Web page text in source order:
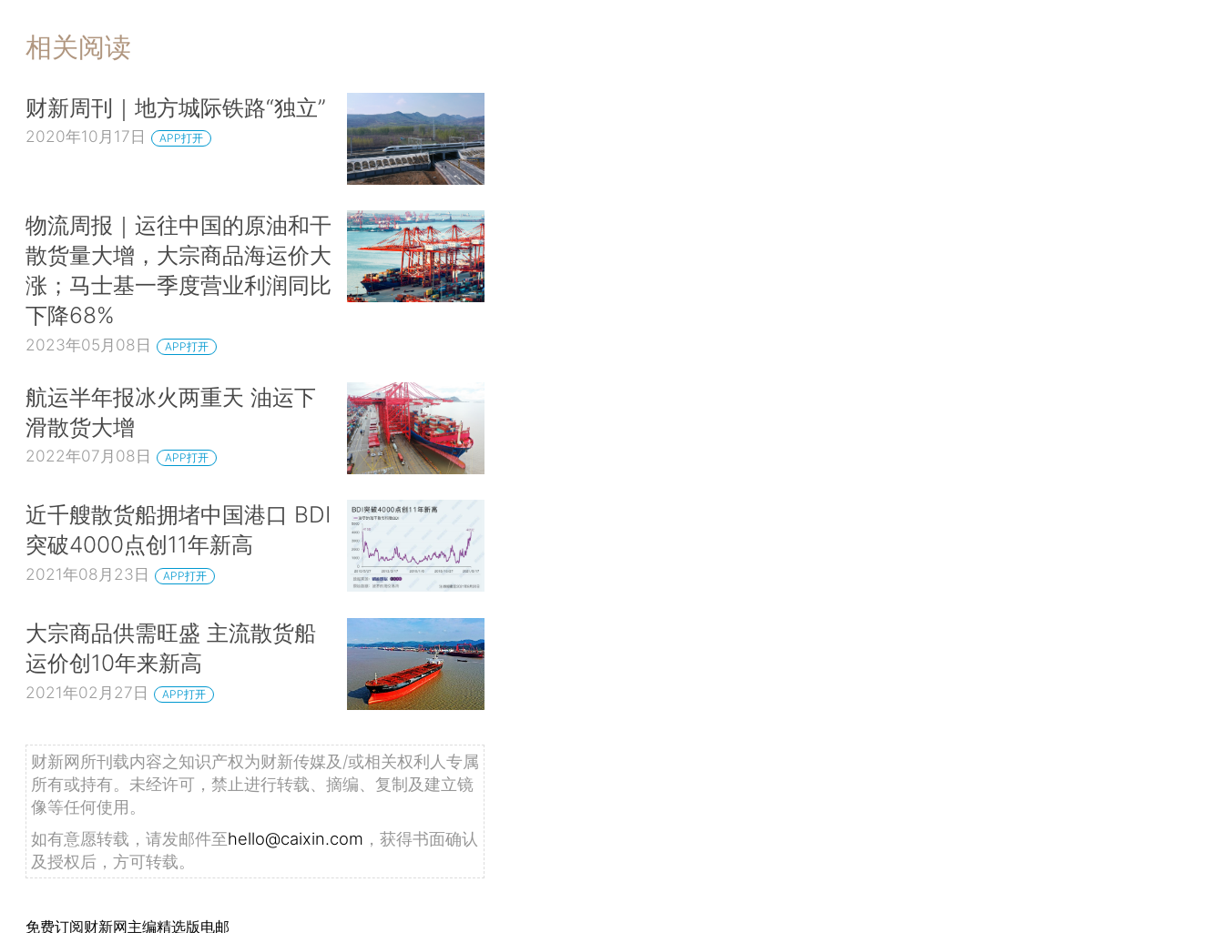
相关阅读
财新周刊｜地方城际铁路“独立”
2020年10月17日 APP打开
物流周报｜运往中国的原油和干
散货量大增，大宗商品海运价大
涨；马士基一季度营业利润同比
下降68%
2023年05月08日 APP打开
航运半年报冰火两重天 油运下
滑散货大增
2022年07月08日 APP打开
近千艘散货船拥堵中国港口 BDI
突破4000点创11年新高
2021年08月23日 APP打开
大宗商品供需旺盛 主流散货船
运价创10年来新高
2021年02月27日 APP打开
财新网所刊载内容之知识产权为财新传媒及/或相关权利人专属
所有或持有。未经许可，禁止进行转载、摘编、复制及建立镜
像等任何使用。
如有意愿转载，请发邮件至hello@caixin.com ，获得书面确认
及授权后，方可转载。
免费订阅财新网主编精选版电邮